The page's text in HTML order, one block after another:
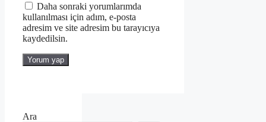
Daha sonraki yorumlarımda
kullanılması için adım, e-posta
adresim ve site adresim bu tarayıcıya
kaydedilsin.
Ara